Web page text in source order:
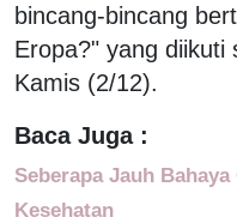
bincang-bincang
Eropa?" yang diikuti
Kamis (2/12).
Baca Juga :
Seberapa Jauh
Kesehatan